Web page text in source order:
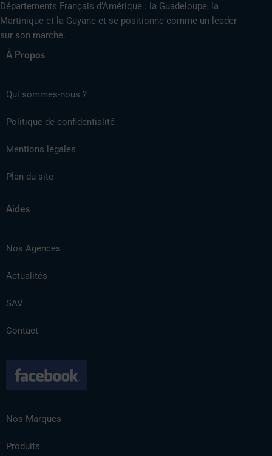
Départements Français d’Amérique : la Guadeloupe, la
Martinique et la Guyane et se positionne comme un leader
sur son marché.
À Propos
Qui sommes-nous ?
Politique de confidentialité
Mentions légales
Plan du site
Aides
Nos Agences
Actualités
SAV
Contact
Nos Marques
Produits